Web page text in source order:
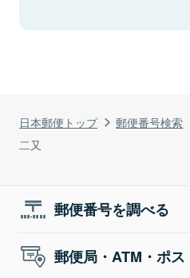
日本郵便トップ 郵便番号検索
二又
郵便番号を調べる
郵便局・ATM・ポ